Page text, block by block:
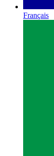
Français